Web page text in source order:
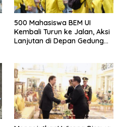
500 Mahasiswa BEM UI
Kembali Turun ke Jalan, Aksi
Lanjutan di Depan Gedung